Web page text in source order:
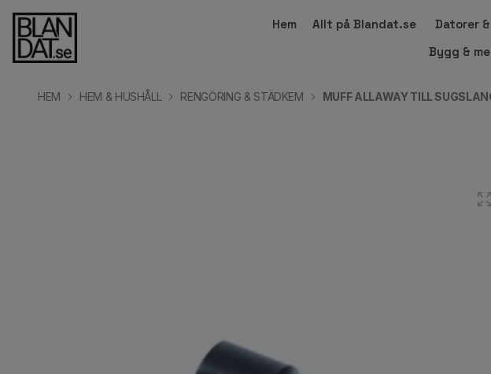
Hem Allt på Blandat.se Datorer
Bygg &
HEM HEM & HUSHÅLL RENGÖRING & STÄDKEM MUFF ALLAWAY TILL